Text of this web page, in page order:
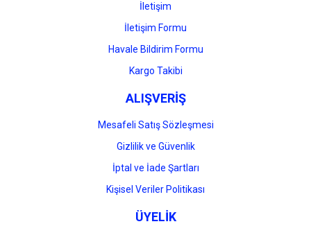
Gönder
İletişim
İletişim Formu
Havale Bildirim Formu
Kargo Takibi
ALIŞVERİŞ
Mesafeli Satış Sözleşmesi
Gizlilik ve Güvenlik
İptal ve İade Şartları
Kişisel Veriler Politikası
ÜYELİK